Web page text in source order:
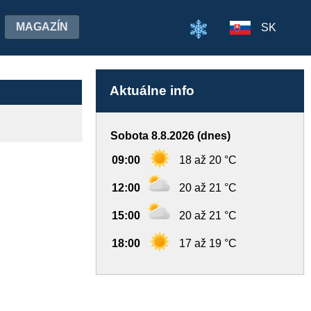
MAGAZÍN SK
Aktuálne info
Sobota 8.8.2026 (dnes)
09:00 18 až 20 °C
12:00 20 až 21 °C
15:00 20 až 21 °C
18:00 17 až 19 °C